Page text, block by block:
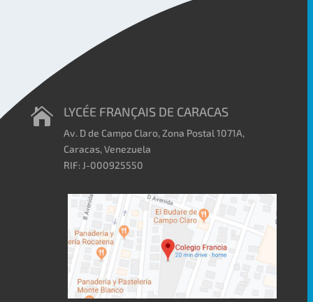
 LYCÉE FRANÇAIS DE CARACAS
Av. D de Campo Claro, Zona Postal 1071A,
Caracas, Venezuela
RIF: J-000925550